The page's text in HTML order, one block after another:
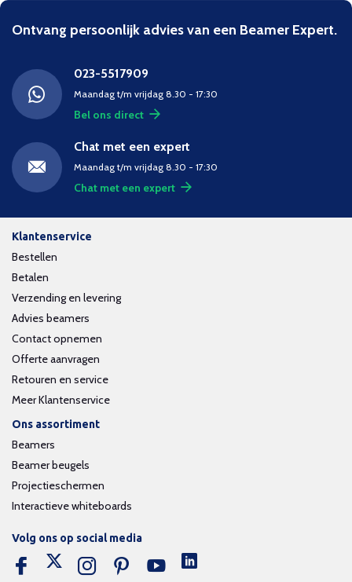
Ontvang persoonlijk advies van een Beamer Expert.
023-5517909
Maandag t/m vrijdag 8.30 - 17:30
Bel ons direct
Chat met een expert
Maandag t/m vrijdag 8.30 - 17:30
Chat met een expert
Klantenservice
Bestellen
Betalen
Verzending en levering
Advies beamers
Contact opnemen
Offerte aanvragen
Retouren en service
Meer Klantenservice
Ons assortiment
Beamers
Beamer beugels
Projectieschermen
Interactieve whiteboards
Volg ons op social media